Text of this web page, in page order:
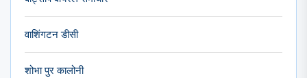
वाशिंगटन डीसी
शोभा पुर कालोनी